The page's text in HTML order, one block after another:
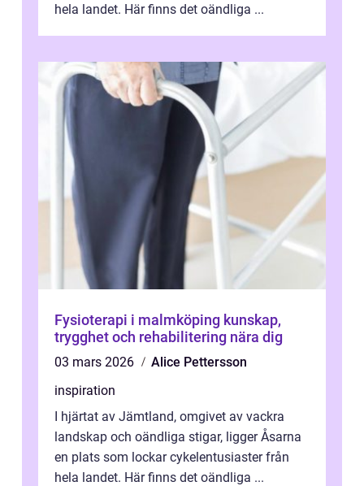
hela landet. Här finns det oändliga ...
Fysioterapi i malmköping kunskap,
trygghet och rehabilitering nära dig
03 mars 2026
Alice Pettersson
inspiration
I hjärtat av Jämtland, omgivet av vackra
landskap och oändliga stigar, ligger Åsarna
en plats som lockar cykelentusiaster från
hela landet. Här finns det oändliga ...